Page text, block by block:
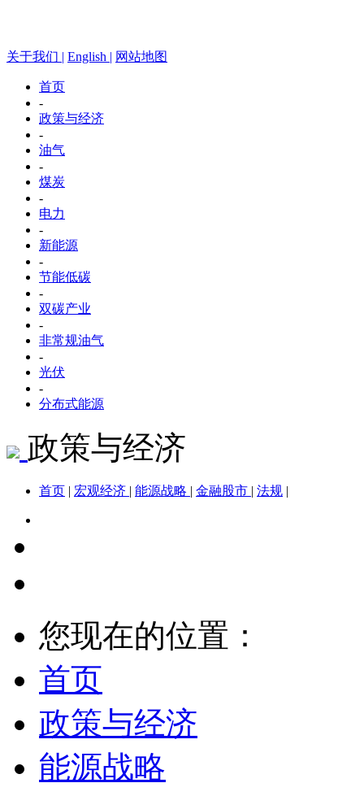
关于我们 | English | 网站地图
首页
-
政策与经济
-
油气
-
煤炭
-
电力
-
新能源
-
节能低碳
-
双碳产业
-
非常规油气
-
光伏
-
分布式能源
政策与经济
首页 | 宏观经济 | 能源战略 | 金融股市 | 法规 |
您现在的位置：
首页
政策与经济
能源战略